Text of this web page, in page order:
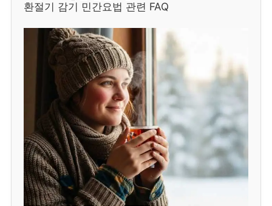
환절기 감기 민간요법 관련 FAQ